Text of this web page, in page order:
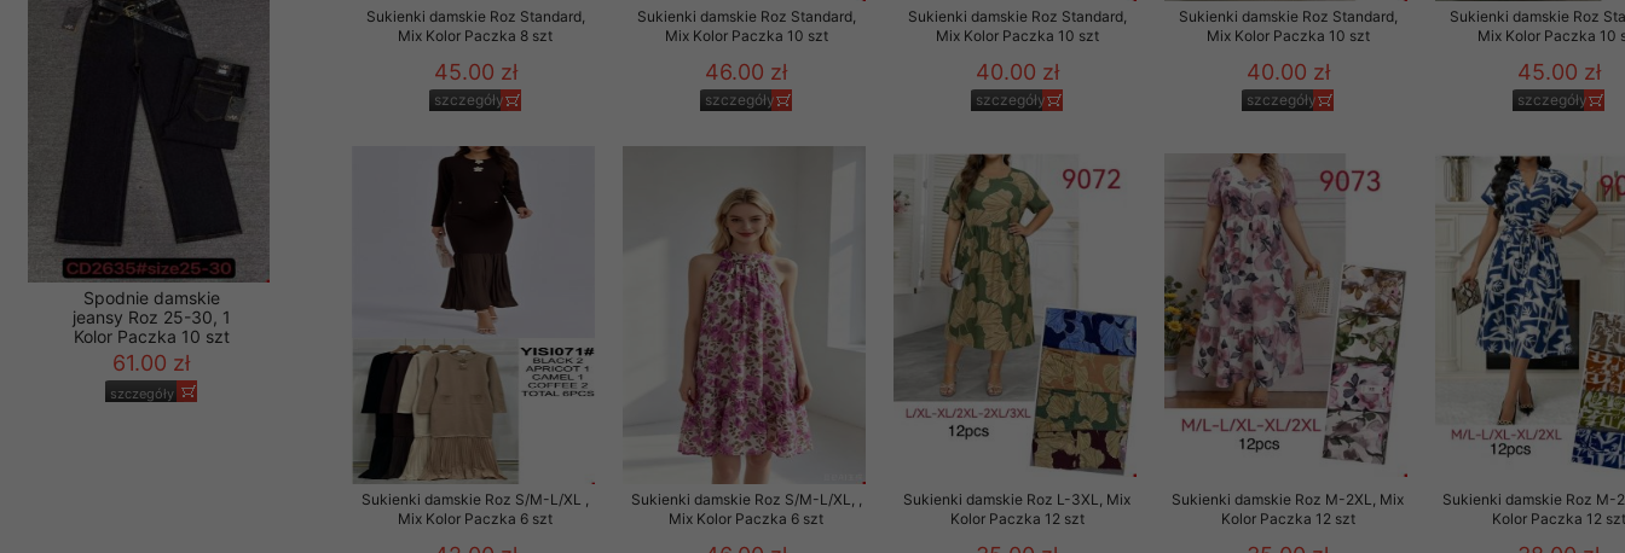
szczegóły
Spodnie damskie
jeansy Roz 25-30, 1
Sukienki damskie Roz Standard,
Mix Kolor Paczka 8 szt
45.00 zł
szczegóły
Sukienki damskie Roz Standard,
Mix Kolor Paczka 10 szt
46.00 zł
szczegóły
Sukienki damskie Roz Standard,
Mix Kolor Paczka 10 szt
40.00 zł
szczegóły
Sukienki damskie Roz Standard,
Mix Kolor Paczka 10 szt
40.00 zł
szczegóły
Sukienki damskie Roz
Mix Kolor Paczka 10
45.00 zł
szczegóły
Sukienki damskie Roz S/M-L/XL ,
Mix Kolor Paczka 6 szt
Sukienki damskie Roz S/M-L/XL, ,
Mix Kolor Paczka 6 szt
Sukienki damskie Roz L-3XL, Mix
Kolor Paczka 12 szt
Sukienki damskie Roz M-2XL, Mix
Kolor Paczka 12 szt
Sukienki damskie Roz M-
Kolor Paczka 12 szt